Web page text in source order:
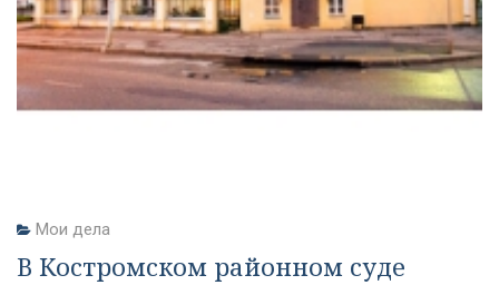
Мои дела
В Костромском районном суде